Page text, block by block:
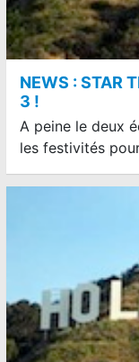
NEWS : STAR
3 !
A peine le deux
les festivités